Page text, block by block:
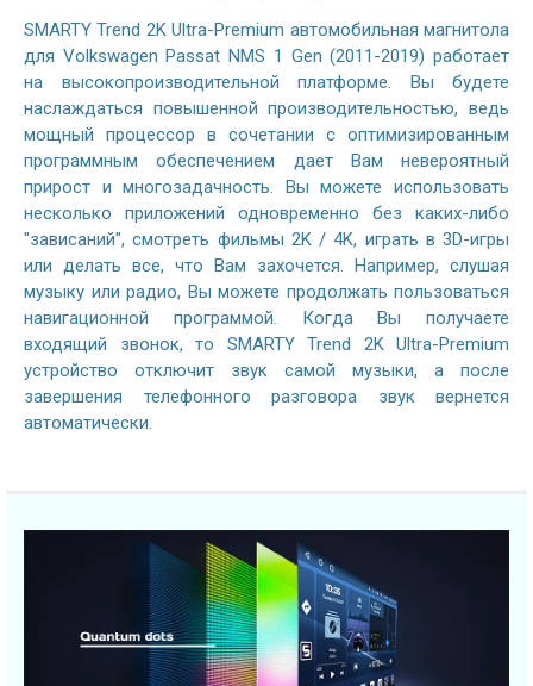
SMARTY Trend 2K Ultra-Premium автомобильная магнитола
для Volkswagen Passat NMS 1 Gen (2011-2019) работает
на высокопроизводительной платформе. Вы будете
наслаждаться повышенной производительностью, ведь
мощный процессор в сочетании с оптимизированным
программным обеспечением дает Вам невероятный
прирост и многозадачность. Вы можете использовать
несколько приложений одновременно без каких-либо
"зависаний", смотреть фильмы 2K / 4K, играть в 3D-игры
или делать все, что Вам захочется. Например, слушая
музыку или радио, Вы можете продолжать пользоваться
навигационной программой. Когда Вы получаете
входящий звонок, то SMARTY Trend 2K Ultra-Premium
устройство отключит звук самой музыки, а после
завершения телефонного разговора звук вернется
автоматически.